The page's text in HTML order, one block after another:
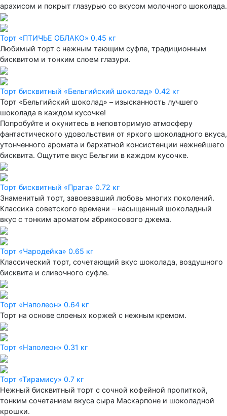
арахисом и покрыт глазурью со вкусом молочного шоколада.
Торт «ПТИЧЬЕ ОБЛАКО» 0.45 кг
Любимый торт с нежным тающим суфле, традиционным
бисквитом и тонким слоем глазури.
Торт бисквитный «Бельгийский шоколад» 0.42 кг
Торт «Бельгийский шоколад» – изысканность лучшего
шоколада в каждом кусочке!
Попробуйте и окунитесь в неповторимую атмосферу
фантастического удовольствия от яркого шоколадного вкуса,
утонченного аромата и бархатной консистенции нежнейшего
бисквита. Ощутите вкус Бельгии в каждом кусочке.
Торт бисквитный «Прага» 0.72 кг
Знаменитый торт, завоевавший любовь многих поколений.
Классика советского времени – насыщенный шоколадный
вкус с тонким ароматом абрикосового джема.
Торт «Чародейка» 0.65 кг
Классический торт, сочетающий вкус шоколада, воздушного
бисквита и сливочного суфле.
Торт «Наполеон» 0.64 кг
Торт на основе слоеных коржей с нежным кремом.
Торт «Наполеон» 0.31 кг
Торт «Тирамису» 0.7 кг
Нежный бисквитный торт с сочной кофейной пропиткой,
тонким сочетанием вкуса сыра Маскарпоне и шоколадной
крошки.